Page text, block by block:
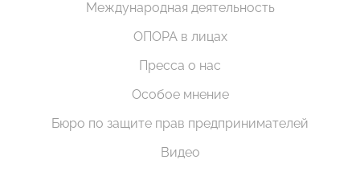
Международная деятельность
ОПОРА в лицах
Пресса о нас
Особое мнение
Бюро по защите прав предпринимателей
Видео